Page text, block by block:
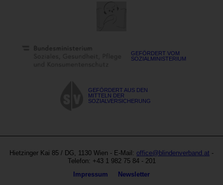
GEFÖRDERT VOM
SOZIALMINISTERIUM
GEFÖRDERT AUS DEN
MITTELN DER
SOZIALVERSICHERUNG
und
Sehbehindertenverband
Hietzinger Kai 85 / DG, 1130 Wien Austria
- E-Mail: office@blindenverband.at -
Telefon: +43 1 982 75 84 - 201
Impressum Newsletter